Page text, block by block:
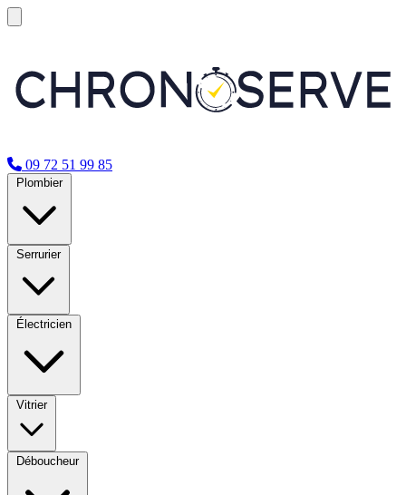
09 72 51 99 85
Plombier
Serrurier
Électricien
Vitrier
Déboucheur